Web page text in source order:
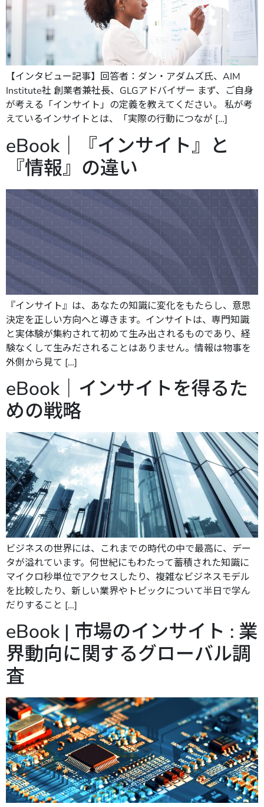
【インタビュー記事】回答者：ダン・アダムズ氏、AIM
Institute社 創業者兼社長、GLGアドバイザー まず、ご自身
が考える「インサイト」の定義を教えてください。 私が考
えているインサイトとは、「実際の行動につなが […]
eBook｜『インサイト』と
『情報』の違い
『インサイト』は、あなたの知識に変化をもたらし、意思
決定を正しい方向へと導きます。インサイトは、専門知識
と実体験が集約されて初めて生み出されるものであり、経
験なくして生みだされることはありません。情報は物事を
外側から見て […]
eBook｜インサイトを得るた
めの戦略
ビジネスの世界には、これまでの時代の中で最高に、デー
タが溢れています。何世紀にもわたって蓄積された知識に
マイクロ秒単位でアクセスしたり、複雑なビジネスモデル
を比較したり、新しい業界やトピックについて半日で学ん
だりすること […]
eBook | 市場のインサイト : 業
界動向に関するグローバル調
査